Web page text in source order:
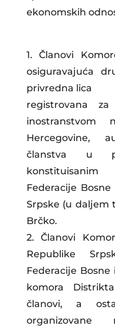
ekonomskih
1. Članovi
osiguravajuća
privredna lica
registrovana
Hercegovine,
članstva u
Federacije
Srpske (u daljem
Brčko.
2. Članovi
Republike
Federacije
komora
članovi, a